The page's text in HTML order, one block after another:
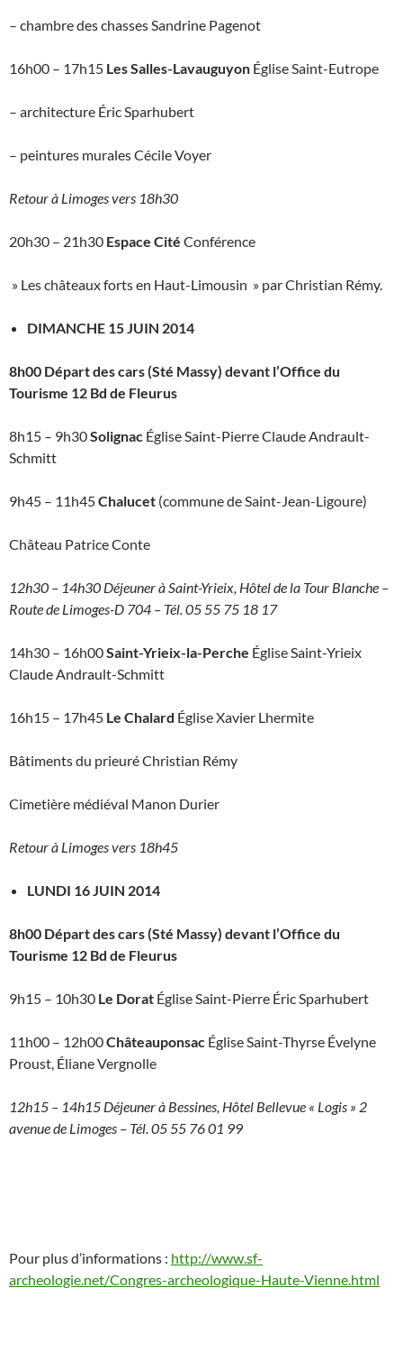
– chambre des chasses Sandrine Pagenot
16h00 – 17h15 Les Salles-Lavauguyon Église Saint-Eutrope
– architecture Éric Sparhubert
– peintures murales Cécile Voyer
Retour à Limoges vers 18h30
20h30 – 21h30 Espace Cité Conférence
» Les châteaux forts en Haut-Limousin » par Christian Rémy.
DIMANCHE 15 JUIN 2014
8h00 Départ des cars (Sté Massy) devant l’Office du
Tourisme 12 Bd de Fleurus
8h15 – 9h30Solignac Église Saint-Pierre Claude Andrault-
Schmitt
9h45 – 11h45Chalucet (commune de Saint-Jean-Ligoure)
Château Patrice Conte
12h30 – 14h30 Déjeuner à Saint-Yrieix, Hôtel de la Tour Blanche –
Route de Limoges-D 704 – Tél. 05 55 75 18 17
14h30 – 16h00Saint-Yrieix-la-Perche Église Saint-Yrieix
Claude Andrault-Schmitt
16h15 – 17h45 Le Chalard Église Xavier Lhermite
Bâtiments du prieuré Christian Rémy
Cimetière médiéval Manon Durier
Retour à Limoges vers 18h45
LUNDI 16 JUIN 2014
8h00 Départ des cars (Sté Massy) devant l’Office du
Tourisme 12 Bd de Fleurus
9h15 – 10h30 Le Dorat Église Saint-Pierre Éric Sparhubert
11h00 – 12h00Châteauponsac Église Saint-Thyrse Évelyne
Proust, Éliane Vergnolle
12h15 – 14h15 Déjeuner à Bessines, Hôtel Bellevue « Logis » 2
avenue de Limoges – Tél. 05 55 76 01 99
Pour plus d’informations : http://www.sf-
archeologie.net/Congres-archeologique-Haute-Vienne.html